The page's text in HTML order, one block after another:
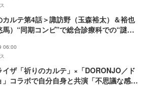
カルテ第4話＞諏訪野（玉森裕太）＆裕也
馬）“同期コンビ”で総合診療科での“謎解
06:00
イザ「祈りのカルテ」×「DORONJO／ド
」コラボで自分自身と共演「不思議な感